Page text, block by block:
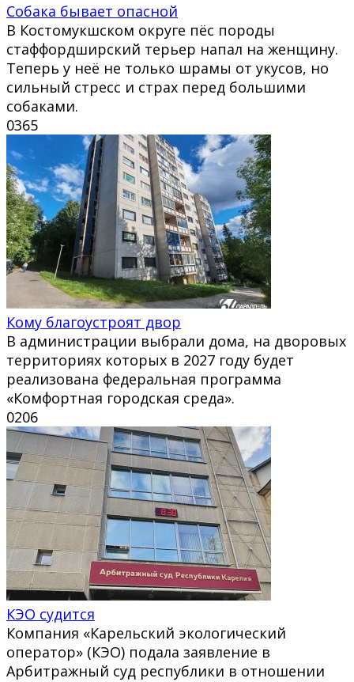
Собака бывает опасной
В Костомукшском округе пёс породы
стаффордширский терьер напал на женщину.
Теперь у неё не только шрамы от укусов, но
сильный стресс и страх перед большими
собаками.
0365
Кому благоустроят двор
В администрации выбрали дома, на дворовых
территориях которых в 2027 году будет
реализована федеральная программа
«Комфортная городская среда».
0206
КЭО судится
Компания «Карельский экологический
оператор» (КЭО) подала заявление в
Арбитражный суд республики в отношении